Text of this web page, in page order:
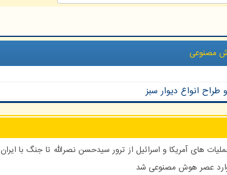
مصنوعی
انواع دیوار سبز
های آمریکا و اسرائیل از ترور سیدحسن نصرالله تا جنگ با ایران